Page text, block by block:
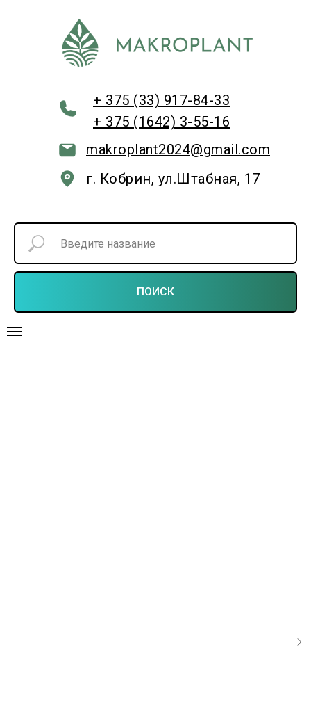
+ 375 (33) 917-84-33
makroplant2024@gmail.com
г. Кобрин, ул.Штабная, 17
+ 375 (1642) 3-55-16
ПОИСК